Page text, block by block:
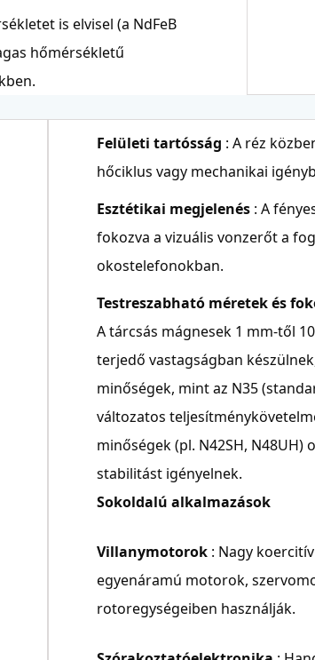
is elvisel (a NdFeB
hőmérsékletű
Felületi tartósság : A réz
hőciklus vagy mechanikai
Esztétikai megjelenés : A
fokozva a vizuális vonzerőt a
okostelefonokban.
Testreszabható méretek és
A tárcsás mágnesek 1 mm-től
terjedő vastagságban
minőségek, mint az N35
változatos
minőségek (pl. N42SH, N48UH)
stabilitást igényelnek.
Sokoldalú alkalmazások
Villanymotorok : Nagy
egyenáramú motorok,
rotoregységeiben használják.